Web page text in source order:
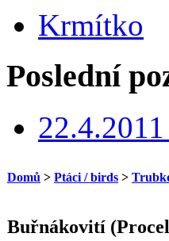
Krmítko
Poslední
Domů > Ptáci / birds >
Buřnákovití